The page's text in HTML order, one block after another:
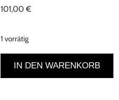
101,00€
1 vorrätig
IN DEN WARENKORB